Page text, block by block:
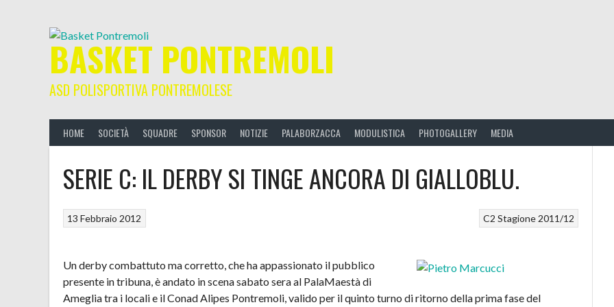
BASKET PONTREMOLI
ASD POLISPORTIVA PONTREMOLESE
HOME SOCIETÀ SQUADRE SPONSOR NOTIZIE PALABORZACCA MODULISTICA PHOTOGALLERY MEDIA
SERIE C: IL DERBY SI TINGE ANCORA DI GIALLOBLU.
C2 Stagione 2011/12
13 Febbraio 2012
Un derby combattuto ma corretto, che ha appassionato il pubblico
presente in tribuna, è andato in scena sabato sera al PalaMaestà di
Ameglia tra i locali e il Conad Alipes Pontremoli, valido per il quinto turno di ritorno della prima fase del